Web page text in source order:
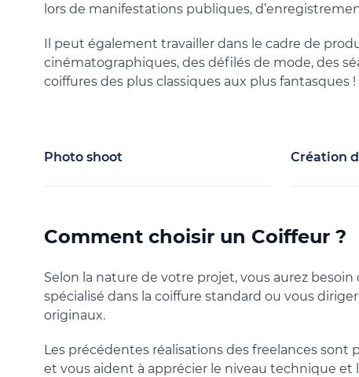
lors de manifestations publiques,
Il peut également travailler dans le cadre de
cinématographiques, des défilés de mode, des
coiffures des plus classiques aux plus fantasques !
Photo shoot Création
Comment choisir un Coiffeur ?
Selon la nature de votre projet, vous aurez
spécialisé dans la coiffure standard ou vous
originaux.
Les précédentes réalisations des freelances sont
et vous aident à apprécier le niveau technique et